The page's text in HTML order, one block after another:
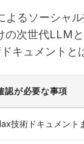
よるソーシャ
次世代LLM
キュメントと
認が必要な事項
技術ドキュメント